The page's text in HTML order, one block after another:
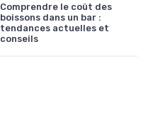
Comprendre le coût des
boissons dans un bar :
tendances actuelles et
conseils